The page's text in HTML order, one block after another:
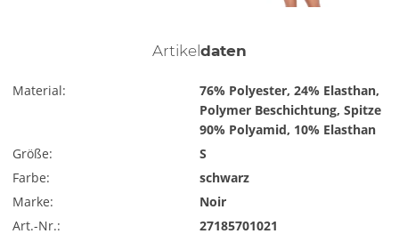
Artikeldaten
Material:
76% Polyester, 24% Elasthan,
Polymer Beschichtung, Spitze
90% Polyamid, 10% Elasthan
Größe:
S
Farbe:
schwarz
Marke:
Noir
Art.-Nr.:
27185701021